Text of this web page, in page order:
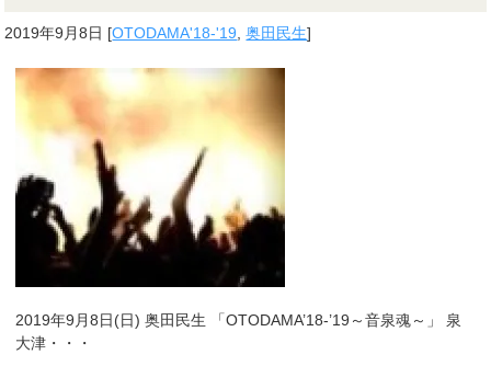
2019年9月8日 [OTODAMA'18-'19,奥田民生]
2019年9月8日(日) 奥田民生 「OTODAMA’18-’19～音泉魂～」 泉
大津・・・